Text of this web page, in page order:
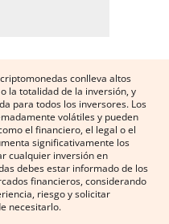
conlleva altos
la totalidad de la inversión, y
para todos los inversores. Los
volátiles y pueden
el financiero, el legal o el
significativamente los
cualquier inversión en
debes estar informado de los
financieros, considerando
riesgo y solicitar
necesitarlo.